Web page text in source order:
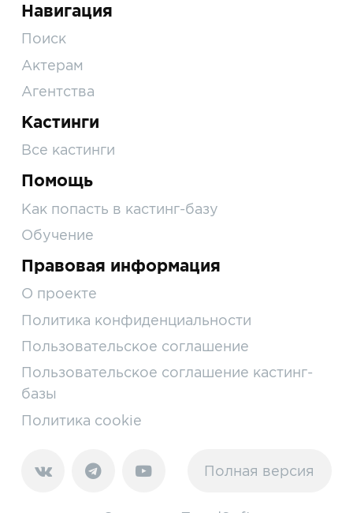
Навигация
Поиск
Актерам
Агентства
Кастинги
Все кастинги
Помощь
Как попасть в кастинг-базу
Обучение
Правовая информация
О проекте
Политика конфиденциальности
Пользовательское соглашение
Пользовательское соглашение кастинг-
базы
Политика cookie
Полная версия